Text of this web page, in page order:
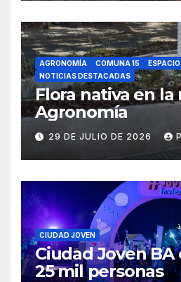
AGRONOMÍA COMUNA 15
NOTICIAS DESTACADAS
Flora nativa en
Agronomía
29 DE JULIO DE 2026
CIUDAD JOVEN
Ciudad Joven BA
25 mil personas